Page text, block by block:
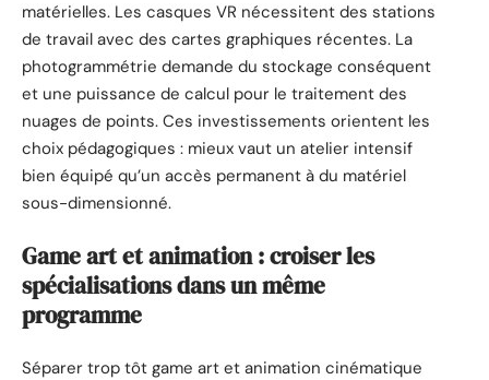
matérielles. Les casques VR nécessitent des stations
de travail avec des cartes graphiques récentes. La
photogrammétrie demande du stockage conséquent
et une puissance de calcul pour le traitement des
nuages de points. Ces investissements orientent les
choix pédagogiques : mieux vaut un atelier intensif
bien équipé qu’un accès permanent à du matériel
sous-dimensionné.
Game art et animation : croiser les
spécialisations dans un même
programme
Séparer trop tôt game art et animation cinématique